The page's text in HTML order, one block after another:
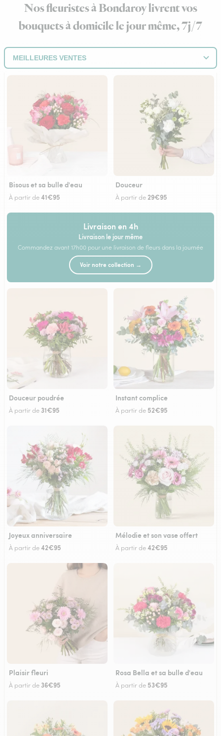
Nos fleuristes à Bondaroy livrent vos
bouquets à domicile le jour même, 7j/7
Bisous et sa bulle d'eau
À partir de41€95
Douceur
À partir de 29€95
Livraison en 4h
Livraison le jour même
Commandez avant 17h00 pour une livraison de fleurs dans la journée
Voir notre collection →
Douceur poudrée
À partir de 31€95
Instant complice
À partir de 52€95
Joyeux anniversaire
À partir de42€95
Mélodie et son vase offert
À partir de42€95
Plaisir fleuri
À partir de 36€95
Rosa Bella et sa bulle d'eau
À partir de 53€95